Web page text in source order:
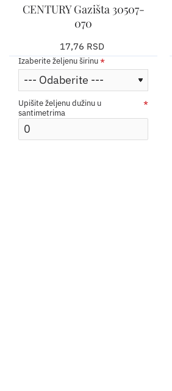
CENTURY Gazišta 30507-
070
17,76 RSD
Izaberite željenu širinu
Upišite željenu dužinu u
santimetrima